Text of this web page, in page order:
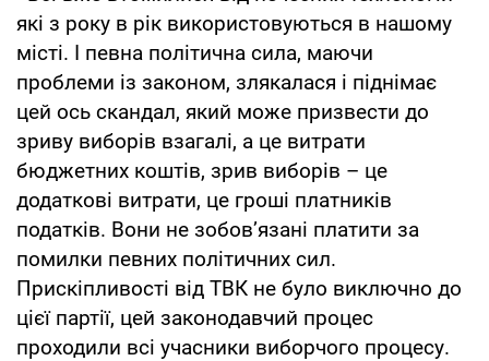
які з року в рік використовуються в нашому
місті. І певна політична сила, маючи
проблеми із законом, злякалася і піднімає
цей ось скандал, який може призвести до
зриву виборів взагалі, а це витрати
бюджетних коштів, зрив виборів – це
додаткові витрати, це гроші платників
податків. Вони не зобов’язані платити за
помилки певних політичних сил.
Прискіпливості від ТВК не було виключно до
цієї партії, цей законодавчий процес
проходили всі учасники виборчого процесу.